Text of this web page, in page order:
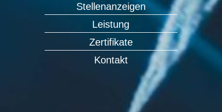
Stellenanzeigen
Leistung
Zertifikate
Kontakt